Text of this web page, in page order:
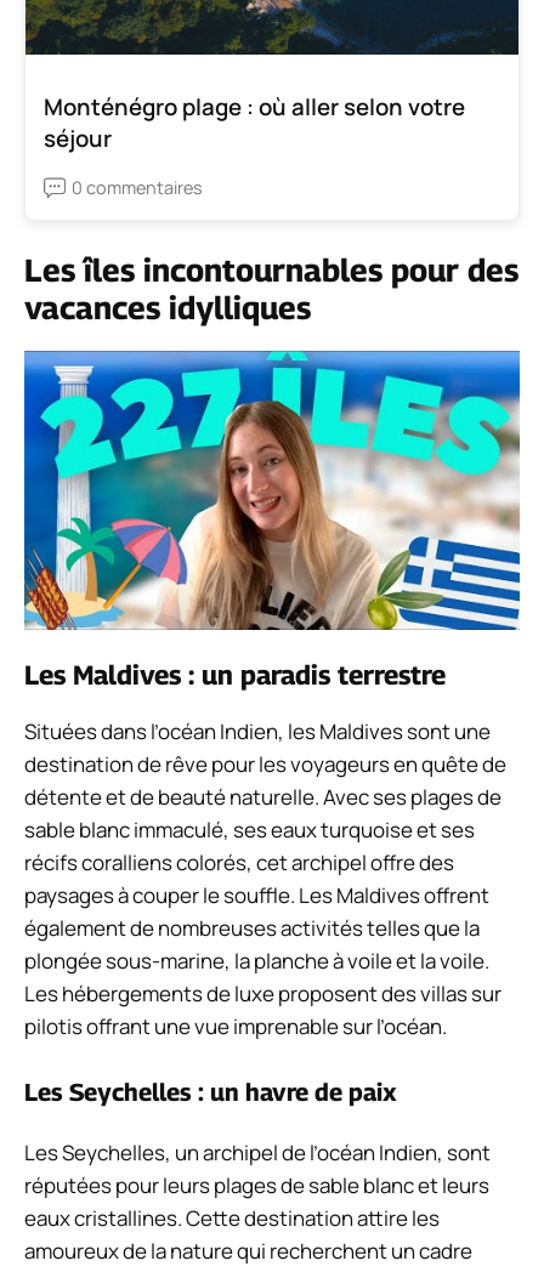
Monténégro plage : où aller selon votre
séjour
0 commentaires
Les îles incontournables pour des
vacances idylliques
Les Maldives : un paradis terrestre
Situées dans l’océan Indien, les Maldives sont une
destination de rêve pour les voyageurs en quête de
détente et de beauté naturelle. Avec ses plages de
sable blanc immaculé, ses eaux turquoise et ses
récifs coralliens colorés, cet archipel offre des
paysages à couper le souffle. Les Maldives offrent
également de nombreuses activités telles que la
plongée sous-marine, la planche à voile et la voile.
Les hébergements de luxe proposent des villas sur
pilotis offrant une vue imprenable sur l’océan.
Les Seychelles : un havre de paix
Les Seychelles, un archipel de l’océan Indien, sont
réputées pour leurs plages de sable blanc et leurs
eaux cristallines. Cette destination attire les
amoureux de la nature qui recherchent un cadre